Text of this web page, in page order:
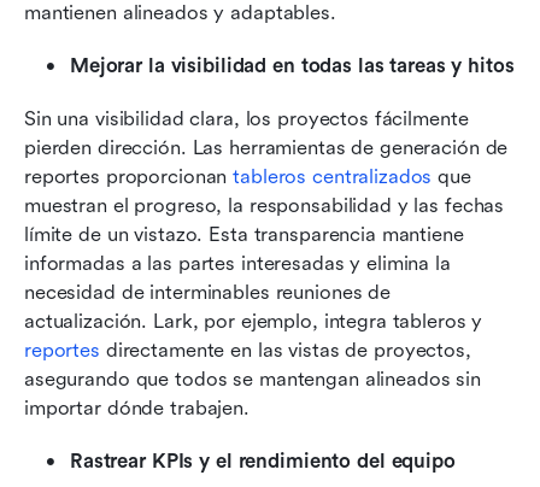
mantienen alineados y adaptables.
Mejorar la visibilidad en todas las tareas y hitos
Sin una visibilidad clara, los proyectos fácilmente
pierden dirección. Las herramientas de generación de
reportes proporcionan tableros centralizados que
muestran el progreso, la responsabilidad y las fechas
límite de un vistazo. Esta transparencia mantiene
informadas a las partes interesadas y elimina la
necesidad de interminables reuniones de
reportes directamente en las vistas de proyectos,
asegurando que todos se mantengan alineados sin
importar dónde trabajen.
Rastrear KPIs y el rendimiento del equipo